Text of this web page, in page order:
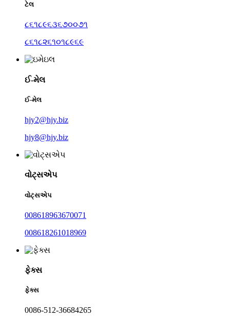
ટેલ
૮૬૧૮૯૬૩૬૭૦૦૭૧
૮૬૧૮૨૬૧૦૧૮૯૬૯
ઈ-મેલ
ઈ-મેલ
hjy2@hjy.biz
hjy8@hjy.biz
વોટ્સએપ
વોટ્સએપ
008618963670071
008618261018969
ફેક્સ
ફેક્સ
0086-512-36684265